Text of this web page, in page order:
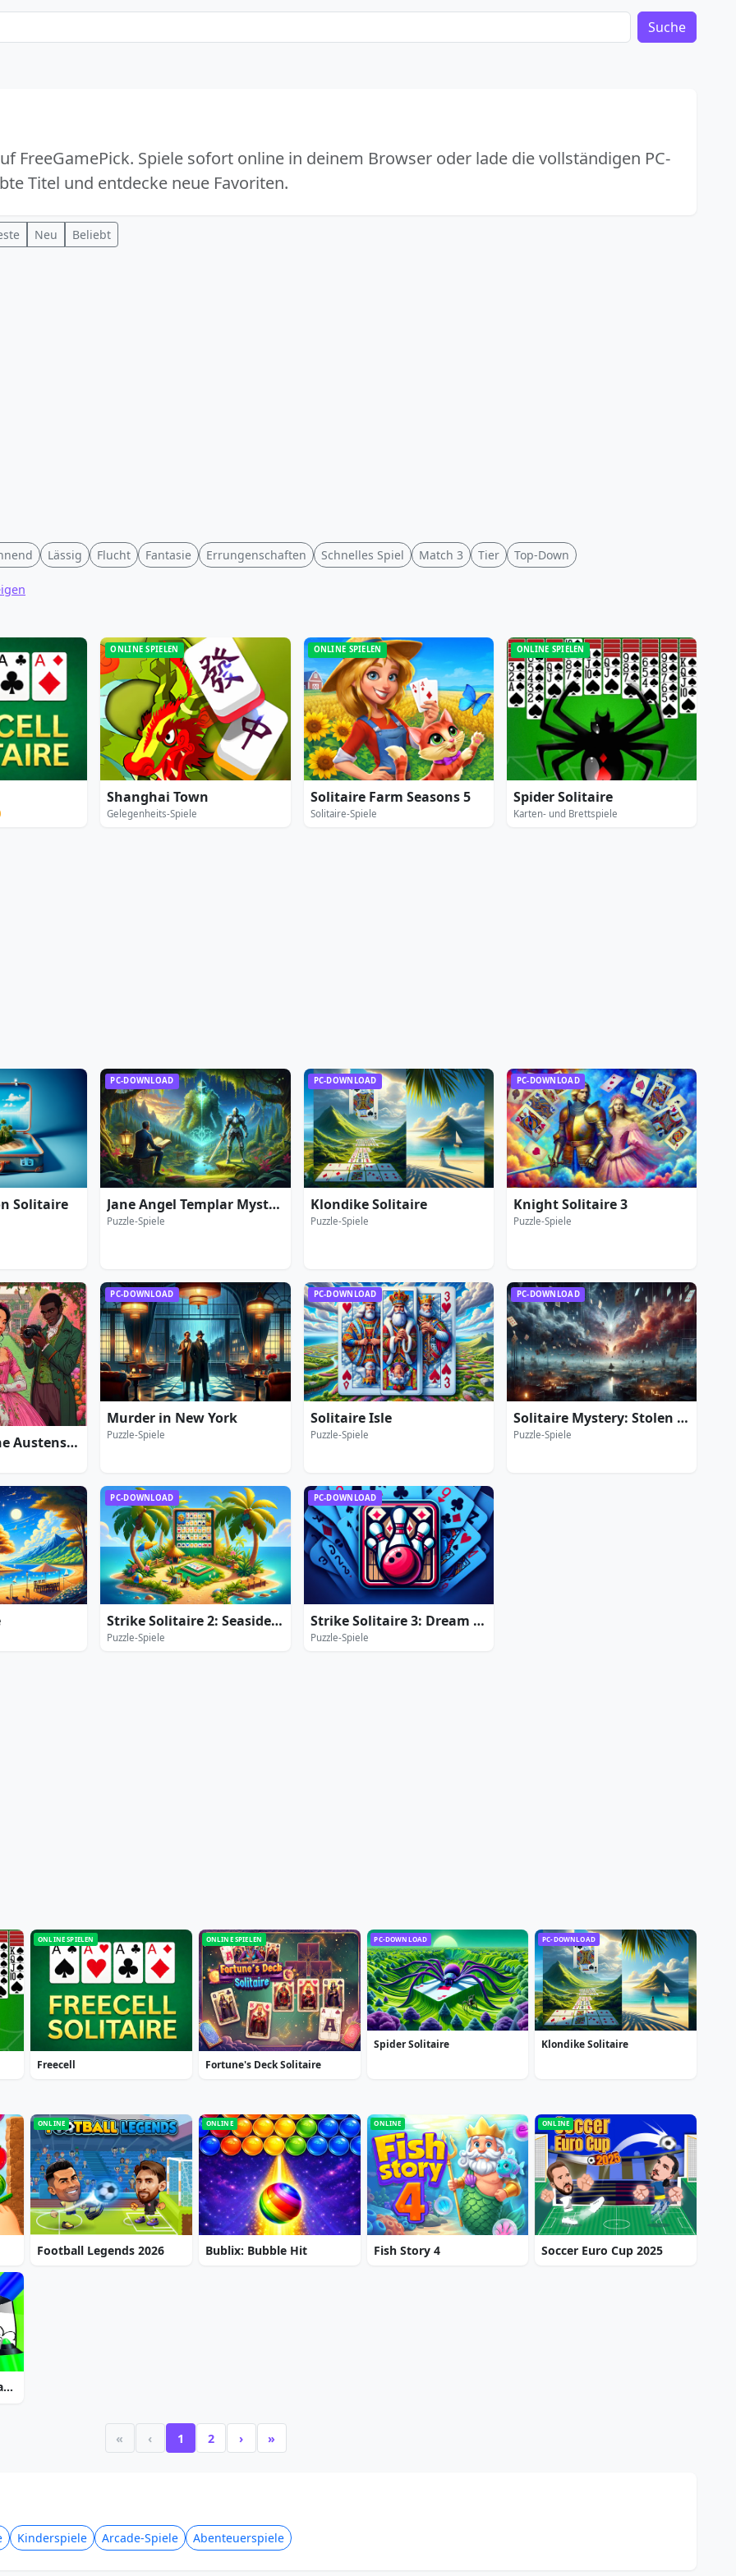
Suche
FreeGamePick. Spiele sofort online in deinem Browser oder lade die vollständigen PC-
Titel und entdecke neue Favoriten.
Neu Beliebt
Lässig Flucht Fantasie Errungenschaften Schnelles Spiel Match 3 Tier Top-Down
ONLINE SPIELEN
Shanghai Town
Gelegenheits-Spiele
ONLINE SPIELEN
Solitaire Farm Seasons 5
Solitaire-Spiele
ONLINE SPIELEN
Spider Solitaire
Karten- und Brettspiele
Solitaire
PC-DOWNLOAD
Jane Angel Templar Mystery
Puzzle-Spiele
PC-DOWNLOAD
Klondike Solitaire
Puzzle-Spiele
PC-DOWNLOAD
Knight Solitaire 3
Puzzle-Spiele
Live Novels Jane Austens Pride and Prejudice
PC-DOWNLOAD
Murder in New York
Puzzle-Spiele
PC-DOWNLOAD
Solitaire Isle
Puzzle-Spiele
PC-DOWNLOAD
Solitaire Mystery: Stolen Power
Puzzle-Spiele
PC-DOWNLOAD
Strike Solitaire 2: Seaside Season
Puzzle-Spiele
PC-DOWNLOAD
Strike Solitaire 3: Dream Resort
Puzzle-Spiele
ONLINE SPIELEN
Freecell
ONLINE SPIELEN
Fortune's Deck Solitaire
PC-DOWNLOAD
Spider Solitaire
PC-DOWNLOAD
Klondike Solitaire
ONLINE
Football Legends 2026
ONLINE
Bublix: Bubble Hit
ONLINE
Fish Story 4
ONLINE
Soccer Euro Cup 2025
Printable St Patricks Day Coloring Pages
« ‹ 1 2 › »
Kinderspiele Arcade-Spiele Abenteuerspiele